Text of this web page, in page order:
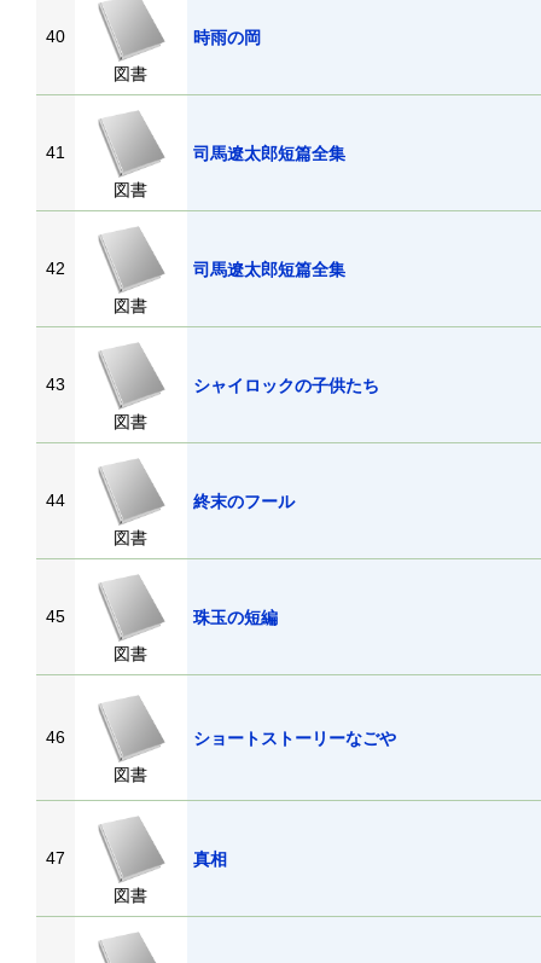
40
図書
時雨の岡
41
図書
司馬遼太郎短篇全集
42
図書
司馬遼太郎短篇全集
43
図書
シャイロックの子供たち
44
図書
終末のフール
45
図書
珠玉の短編
46
図書
ショートストーリーなごや
47
図書
真相